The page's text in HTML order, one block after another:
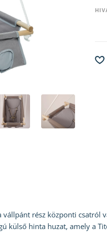
rész központi csatról
külső hinta huzat, amely a